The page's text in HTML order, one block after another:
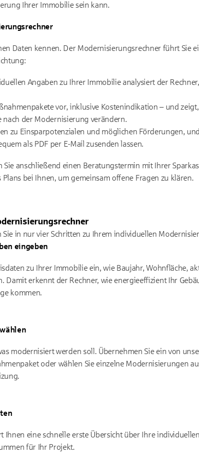
Ihrer Immobilie sein kann.
Daten kennen. Der Modernisierungsrechner führt Sie
Angaben zu Ihrer Immobilie analysiert der
vor, inklusive Kostenindikation – und
nach der Modernisierung verändern.
zu Einsparpotenzialen und möglichen Förderungen,
als PDF per E-Mail zusenden lassen.
Sie anschließend einen Beratungstermin mit Ihrer
Plans bei Ihnen, um gemeinsam offene Fragen zu klären.
Sie in nur vier Schritten zu Ihrem individuellen
eingeben
zu Ihrer Immobilie ein, wie Baujahr, Wohnfläche,
Damit erkennt der Rechner, wie energieeffizient Ihr
kommen.
modernisiert werden soll. Übernehmen Sie ein von
oder wählen Sie einzelne Modernisierungen
Ihnen eine schnelle erste Übersicht über Ihre
für Ihr Projekt.